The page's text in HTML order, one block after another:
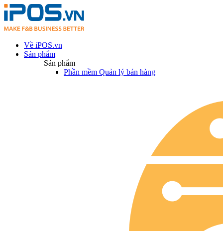
Về iPOS.vn
Sản phẩm
Sản phẩm
Phần mềm Quản lý bán hàng